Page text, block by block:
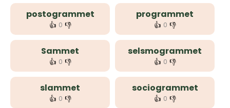
postogrammet
👍 0 👎
programmet
👍 0 👎
Sammet
👍 0 👎
selsmogrammet
👍 0 👎
slammet
👍 0 👎
sociogrammet
👍 0 👎